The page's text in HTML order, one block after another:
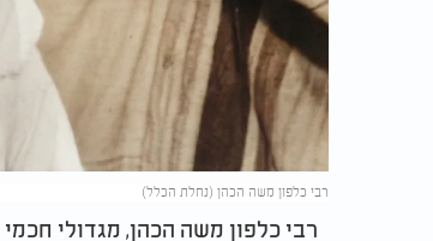
רבי כלפון משה הכהן (נחלת הכלל)